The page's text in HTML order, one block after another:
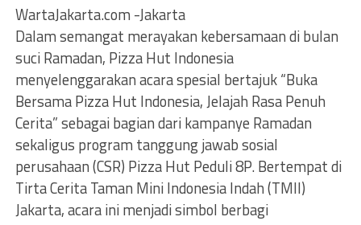
WartaJakarta.com -Jakarta
Dalam semangat merayakan kebersamaan di bulan
suci Ramadan, Pizza Hut Indonesia
menyelenggarakan acara spesial bertajuk “Buka
Bersama Pizza Hut Indonesia, Jelajah Rasa Penuh
Cerita” sebagai bagian dari kampanye Ramadan
sekaligus program tanggung jawab sosial
perusahaan (CSR) Pizza Hut Peduli 8P. Bertempat di
Tirta Cerita Taman Mini Indonesia Indah (TMII)
Jakarta, acara ini menjadi simbol berbagi